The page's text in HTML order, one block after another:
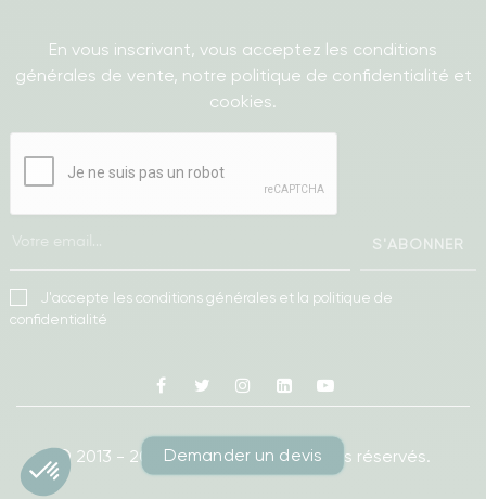
En vous inscrivant, vous acceptez les conditions
générales de vente, notre politique de confidentialité et
cookies.
S'ABONNER
J'accepte les conditions générales et la politique de
confidentialité
Facebook
Twitter InstagramLinkedin
© 2013 - 2026Ameublea.Tous droits réservés.
Demander un devis